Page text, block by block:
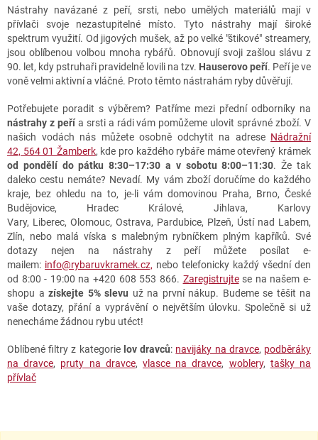
á
d
a
c
í
p
r
v
k
y
v
ý
p
i
s
u
Nástrahy navázané z peří, srsti, nebo umělých materiálů mají v
přívlači svoje nezastupitelné místo. Tyto nástrahy mají široké
spektrum využití. Od jigových mušek, až po velké "štikové" streamery,
jsou oblíbenou volbou mnoha rybářů. Obnovují svoji zašlou slávu z
90. let, kdy pstruhaři pravidelně lovili na tzv. Hauserovo peří. Peří je ve
voně velmi aktivní a vláčné. Proto těmto nástrahám ryby důvěřují.
Potřebujete poradit s výběrem? Patříme mezi přední odborníky na
nástrahy z peřía srsti a rádi vám pomůžeme ulovit správné zboží. V
našich vodách nás můžete osobně odchytit na adrese Nádražní
42, 564 01 Žamberk, kde pro každého rybáře máme otevřený krámek
od pondělí do pátku 8:30–17:30 a v sobotu 8:00–11:30. Že tak
daleko cestu nemáte? Nevadí. My vám zboží doručíme do každého
kraje, bez ohledu na to, je-li vám domovinou Praha, Brno, České
Budějovice, Hradec Králové, Jihlava, Karlovy
Vary, Liberec, Olomouc, Ostrava, Pardubice, Plzeň, Ústí nad Labem,
Zlín, nebo malá víska s malebným rybníčkem plným kapříků. Své
dotazy nejen na nástrahy z peří můžete posílat e-
mailem: info@rybaruvkramek.cz, nebo telefonicky každý všední den
od 8:00 - 19:00 na +420 608 553 866. Zaregistrujtese na našem e-
shopu a získejte 5% slevu už na první nákup. Budeme se těšit na
vaše dotazy, přání a vyprávění o největším úlovku. Společně si už
nenecháme žádnou rybu utéct!
Oblíbené filtry z kategorie lov dravců: navijáky na dravce, podběráky
na dravce, pruty na dravce,vlasce na dravce, woblery, tašky na
přívlač